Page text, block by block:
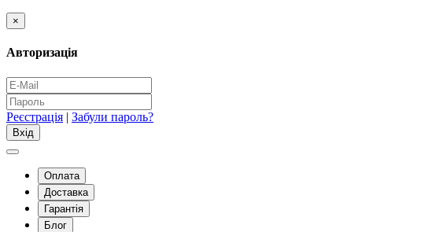
×
Авторизація
Реєстрація | Забули пароль?
Оплата
Доставка
Гарантія
Блог